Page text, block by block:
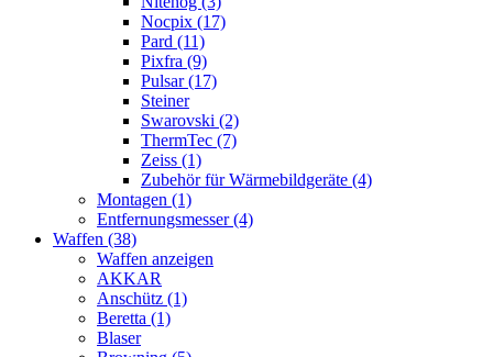
Nocpix (17)
Pard (11)
Pixfra (9)
Pulsar (17)
Steiner
Swarovski (2)
ThermTec (7)
Zeiss (1)
Zubehör für Wärmebildgeräte (4)
Montagen (1)
Entfernungsmesser (4)
Waffen (38)
Waffen anzeigen
AKKAR
Anschütz (1)
Beretta (1)
Blaser